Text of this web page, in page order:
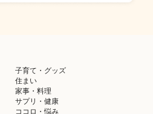
子育て・グッズ
住まい
家事・料理
サプリ・健康
ココロ・悩み